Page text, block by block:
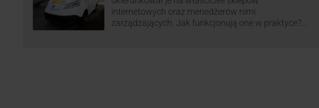
internetowych oraz menedżerów nimi
zarządzających. Jak funkcjonują one w praktyce?